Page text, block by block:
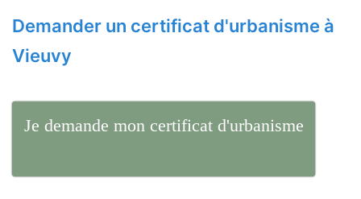
Demander un certificat d'urbanisme à
Vieuvy
Je demande mon certificat d'urbanisme